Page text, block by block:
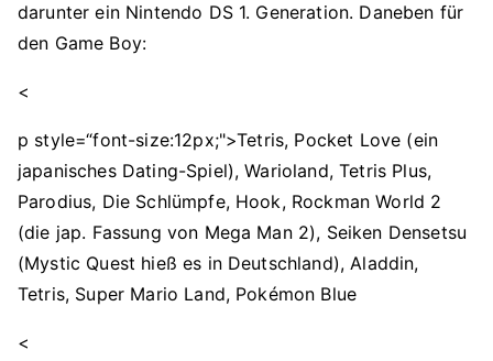
darunter ein Nintendo DS 1. Generation. Daneben für
den Game Boy:
<
p style=“font-size:12px;">Tetris, Pocket Love (ein
japanisches Dating-Spiel), Warioland, Tetris Plus,
Parodius, Die Schlümpfe, Hook, Rockman World 2
(die jap. Fassung von Mega Man 2), Seiken Densetsu
(Mystic Quest hieß es in Deutschland), Aladdin,
Tetris, Super Mario Land, Pokémon Blue
<